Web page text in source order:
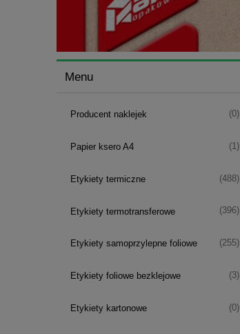
Menu
Producent naklejek (0)
Papier ksero A4 (1)
Etykiety termiczne (488)
Etykiety termotransferowe (396)
Etykiety samoprzylepne foliowe (255)
Etykiety foliowe bezklejowe (3)
Etykiety kartonowe (0)